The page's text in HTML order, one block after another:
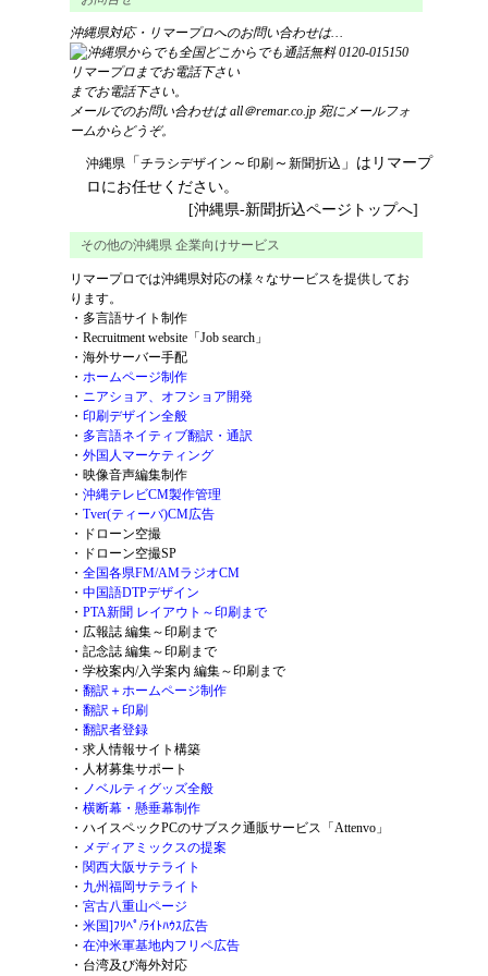
沖縄県対応・リマープロへのお問い合わせは…
までお電話下さい。
メールでのお問い合わせはall＠remar.co.jp 宛にメールフォ
ームからどうぞ。
沖縄県 「 チラシデザイン ～ 印刷 ～ 新聞折込 」はリマープ
ロにお任せください。
[沖縄県-新聞折込ページトップへ]
その他の沖縄県 企業向けサービス
リマープロでは沖縄県対応の様々なサービスを提供してお
ります。
・ 多言語サイト制作
・ Recruitment website「Job search」
・ 海外サーバー手配
・ ホームページ制作
・ ニアショア、オフショア開発
・ 印刷デザイン全般
・ 多言語ネイティブ翻訳・通訳
・ 外国人マーケティング
・ 映像音声編集制作
・ 沖縄テレビCM製作管理
・ Tver(ティーバ)CM広告
・
ドローン空撮
・
ドローン空撮SP
・ 全国各県FM/AMラジオCM
・ 中国語DTPデザイン
・ PTA新聞 レイアウト～印刷まで
・ 広報誌 編集～印刷まで
・ 記念誌 編集～印刷まで
・ 学校案内/入学案内 編集～印刷まで
・ 翻訳＋ホームページ制作
・ 翻訳＋印刷
・ 翻訳者登録
・ 求人情報サイト構築
・ 人材募集サポート
・ ノベルティグッズ全般
・ 横断幕・懸垂幕制作
・ ハイスペックPCのサブスク通販サービス「Attenvo」
・ メディアミックスの提案
・ 関西大阪サテライト
・ 九州福岡サテライト
・ 宮古八重山ページ
・ 米国]ﾌﾘﾍﾟ/ﾗｲﾄﾊｳｽ広告
・ 在沖米軍基地内フリペ広告
・ 台湾及び海外対応